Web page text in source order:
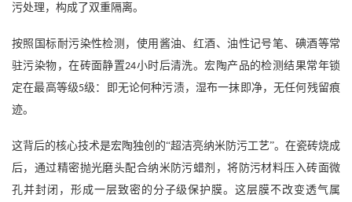
污处理，构成了双重隔离。
按照国标耐污染性检测，使用酱油、红酒、油性记号笔、碘酒等常
驻污染物，在砖面静置24小时后清洗。宏陶产品的检测结果常年锁
定在最高等级5级：即无论何种污渍，湿布一抹即净，无任何残留痕
迹。
这背后的核心技术是宏陶独创的“超洁亮纳米防污工艺”。在瓷砖烧成
后，通过精密抛光磨头配合纳米防污蜡剂，将防污材料压入砖面微
孔并封闭，形成一层致密的分子级保护膜。这层膜不改变透气属